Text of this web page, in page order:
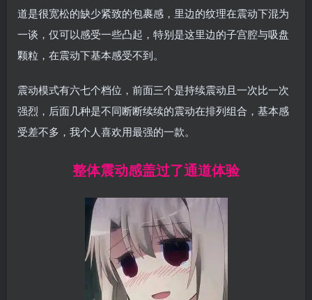
道是很宽松的缺少紧致的包裹感，里边的纹理在震动下混为
一谈，仅可以感受一些凸起，特别是这里边的子宫腔与吸盘
颗粒，在震动下基本感受不到。
震动模式有六七个档位，前面三个是持续震动且一次比一次
强烈，后面几种是不同断断续续的震动在排列组合，基本感
受差不多，我个人喜欢用最强的一款。
整体震动感盖过了通道体验